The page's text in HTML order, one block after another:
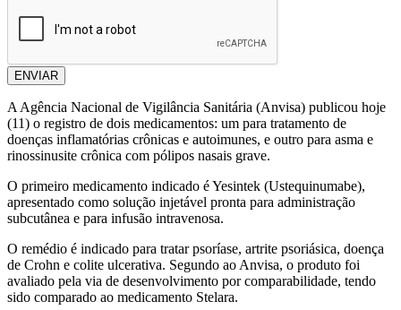
ENVIAR
A Agência Nacional de Vigilância Sanitária (Anvisa) publicou hoje
(11) o registro de dois medicamentos: um para tratamento de
doenças inflamatórias crônicas e autoimunes, e outro para asma e
rinossinusite crônica com pólipos nasais grave.
O primeiro medicamento indicado é Yesintek (Ustequinumabe),
apresentado como solução injetável pronta para administração
subcutânea e para infusão intravenosa.
O remédio é indicado para tratar psoríase, artrite psoriásica, doença
de Crohn e colite ulcerativa. Segundo ao Anvisa, o produto foi
avaliado pela via de desenvolvimento por comparabilidade, tendo
sido comparado ao medicamento Stelara.